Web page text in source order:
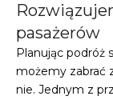
pasażerów
Planując podróż
możemy zabrać
nie. Jednym z